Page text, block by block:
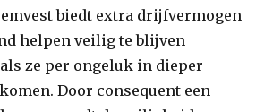
biedt extra drijfvermogen
helpen veilig te blijven
ze per ongeluk in dieper
Door consequent een